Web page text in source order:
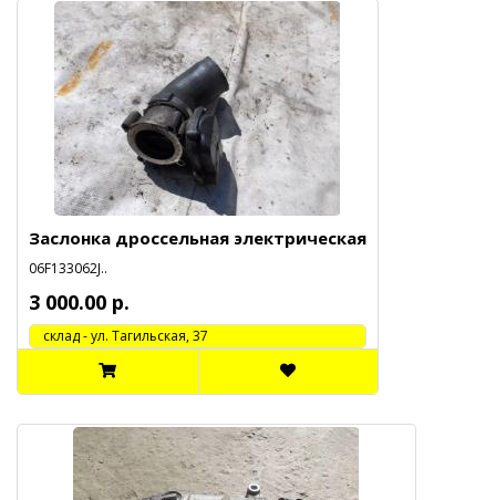
Заслонка дроссельная электрическая
06F133062J..
3 000.00 р.
cклад - ул. Тагильская, 37